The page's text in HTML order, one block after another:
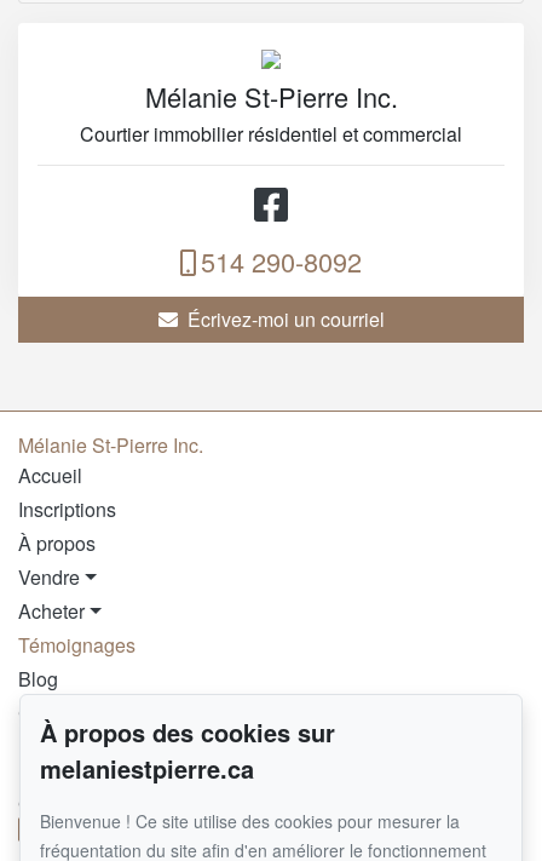
Mélanie St-Pierre Inc.
Courtier immobilier résidentiel et commercial
514 290-8092
Écrivez-moi un courriel
Mélanie St-Pierre Inc.
Accueil
Inscriptions
À propos
Vendre
Acheter
Témoignages
Blog
Contact
Pour me joindre
GROUPE SUTTON SYNERGIE INC.
514 290-8092
À propos des cookies sur
melaniestpierre.ca
Bienvenue ! Ce site utilise des cookies pour mesurer la
fréquentation du site afin d'en améliorer le fonctionnement